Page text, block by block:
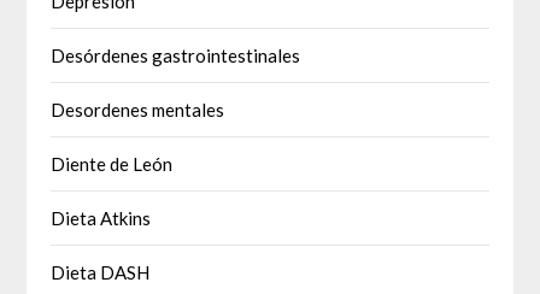
Desórdenes gastrointestinales
Desordenes mentales
Diente de León
Dieta Atkins
Dieta DASH